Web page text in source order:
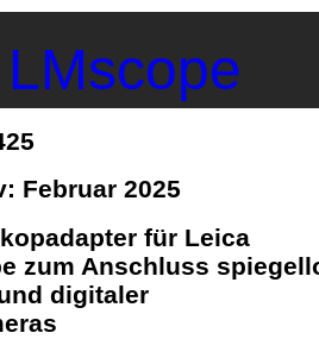
LMscope
Februar 2025
für Leica
zum Anschluss
digitaler